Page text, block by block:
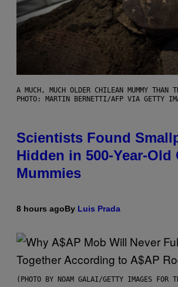
A MUCH, MUCH OLDER CHILEAN MUMMY THAN
PHOTO: MARTIN BERNETTI/AFP VIA GETTY
Scientists Found
Hidden in 500-Year-Old
Mummies
8 hours agoBy Luis Prada
(PHOTO BY NOAM GALAI/GETTY IMAGES FOR